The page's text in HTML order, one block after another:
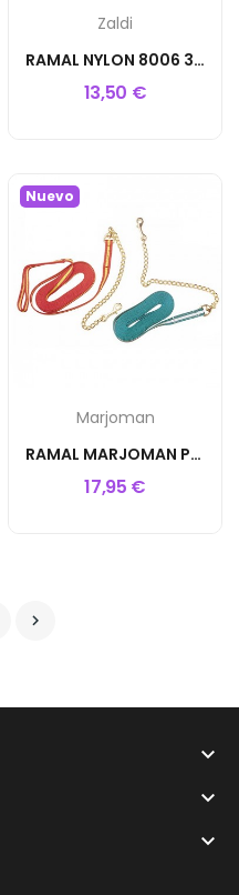
Zaldi
RAMAL NYLON 8006 3m
13,50 €
Nuevo
Marjoman
RAMAL MARJOMAN PLANO NYLON 6M CADENA
17,95 €

keyboard_arrow_down
keyboard_arrow_down
keyboard_arrow_down